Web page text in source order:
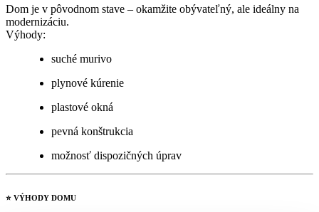
Dom je v pôvodnom stave – okamžite obývateľný, ale ideálny na
modernizáciu.
Výhody:
suché murivo
plynové kúrenie
plastové okná
pevná konštrukcia
možnosť dispozičných úprav
⭐ VÝHODY DOMU